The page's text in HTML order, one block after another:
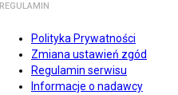
REGULAMIN
Polityka Prywatności
Zmiana ustawień zgód
Regulamin serwisu
Informacje o nadawcy